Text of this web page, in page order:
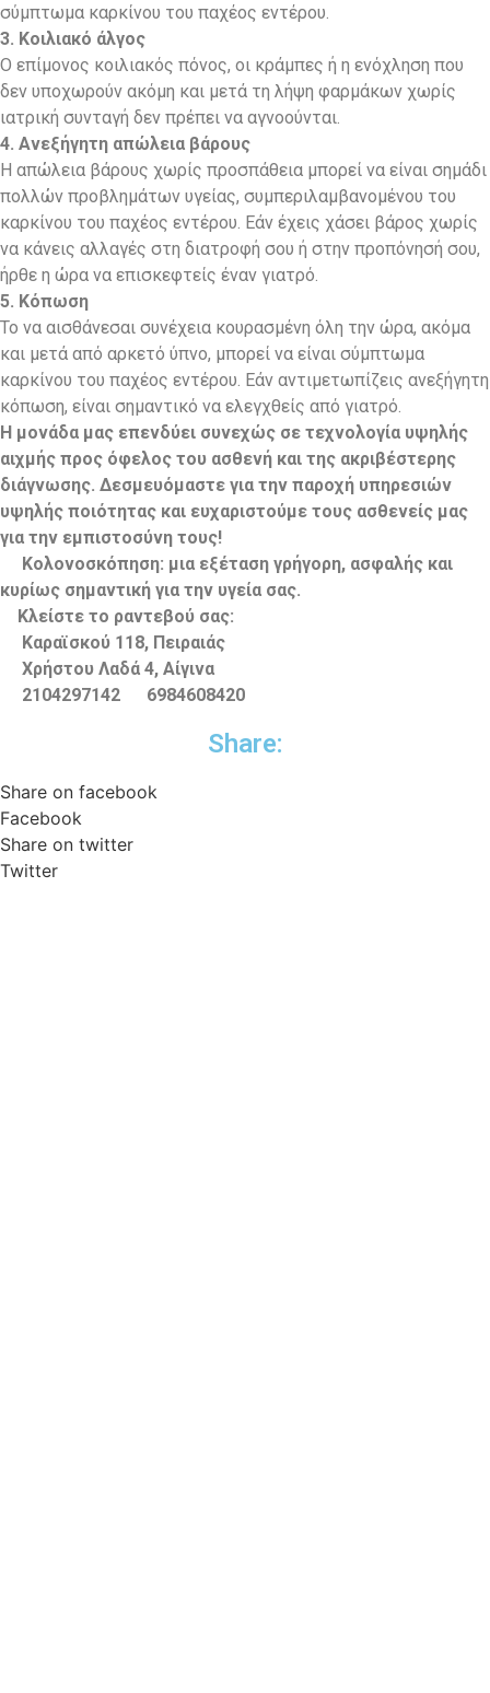
σύμπτωμα καρκίνου του παχέος εντέρου.
3. Κοιλιακό άλγος
Ο επίμονος κοιλιακός πόνος, οι κράμπες ή η ενόχληση που
δεν υποχωρούν ακόμη και μετά τη λήψη φαρμάκων χωρίς
ιατρική συνταγή δεν πρέπει να αγνοούνται.
4. Ανεξήγητη απώλεια βάρους
Η απώλεια βάρους χωρίς προσπάθεια μπορεί να είναι σημάδι
πολλών προβλημάτων υγείας, συμπεριλαμβανομένου του
καρκίνου του παχέος εντέρου. Εάν έχεις χάσει βάρος χωρίς
να κάνεις αλλαγές στη διατροφή σου ή στην προπόνησή σου,
ήρθε η ώρα να επισκεφτείς έναν γιατρό.
5. Κόπωση
Το να αισθάνεσαι συνέχεια κουρασμένη όλη την ώρα, ακόμα
και μετά από αρκετό ύπνο, μπορεί να είναι σύμπτωμα
καρκίνου του παχέος εντέρου. Εάν αντιμετωπίζεις ανεξήγητη
κόπωση, είναι σημαντικό να ελεγχθείς από γιατρό.
Η μονάδα μας επενδύει συνεχώς σε τεχνολογία υψηλής
αιχμής προς όφελος του ασθενή και της ακριβέστερης
διάγνωσης. Δεσμευόμαστε για την παροχή υπηρεσιών
υψηλής ποιότητας και ευχαριστούμε τους ασθενείς μας
για την εμπιστοσύνη τους!
Kολονοσκόπηση: μια εξέταση γρήγορη, ασφαλής και
κυρίως σημαντική για την υγεία σας.
Κλείστε το ραντεβού σας:
Καραϊσκού 118, Πειραιάς
Χρήστου Λαδά 4, Αίγινα
2104297142
6984608420
Share:
Share on facebook
Facebook
Share on twitter
Twitter